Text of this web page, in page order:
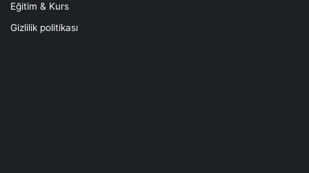
Eğitim & Kurs
Gizlilik politikası